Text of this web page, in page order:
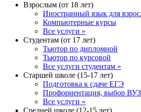
Взрослым (от 18 лет)
Иностранный язык для
Компьютерные курсы
Все услуги »
Студентам (от 17 лет)
Тьютор по дипломной
Тьютор по курсовой
Все услуги студентам »
Старшей школе (15-17 лет)
Подготовка к сдаче ЕГЭ
Профориентация, выбор
Все услуги »